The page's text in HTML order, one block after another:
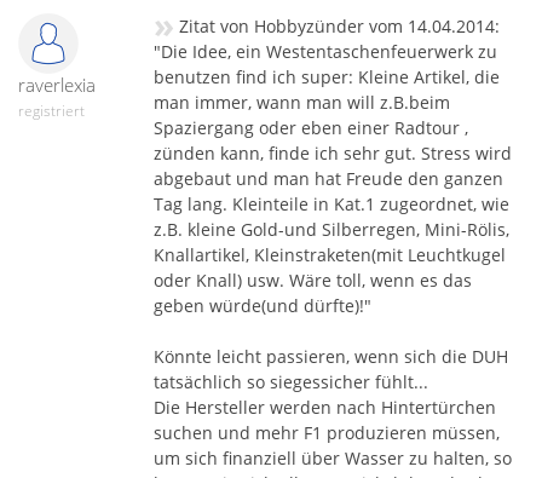
raverlexia
registriert
» Zitat von Hobbyzünder vom 14.04.2014:
"Die Idee, ein Westentaschenfeuerwerk zu
benutzen find ich super: Kleine Artikel, die
man immer, wann man will z.B.beim
Spaziergang oder eben einer Radtour ,
zünden kann, finde ich sehr gut. Stress wird
abgebaut und man hat Freude den ganzen
Tag lang. Kleinteile in Kat.1 zugeordnet, wie
z.B. kleine Gold-und Silberregen, Mini-Rölis,
Knallartikel, Kleinstraketen(mit Leuchtkugel
oder Knall) usw. Wäre toll, wenn es das
geben würde(und dürfte)!"
Könnte leicht passieren, wenn sich die DUH
tatsächlich so siegessicher fühlt...
Die Hersteller werden nach Hintertürchen
suchen und mehr F1 produzieren müssen,
um sich finanziell über Wasser zu halten, so